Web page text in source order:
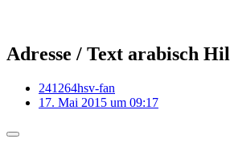
Adresse / Text arabisch
241264hsv-fan
17. Mai 2015 um 09:17